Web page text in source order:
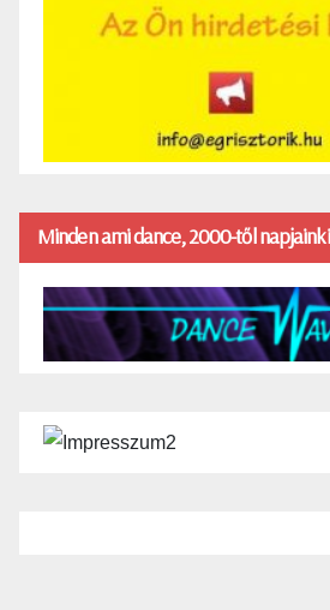
Minden ami dance, 2000-től